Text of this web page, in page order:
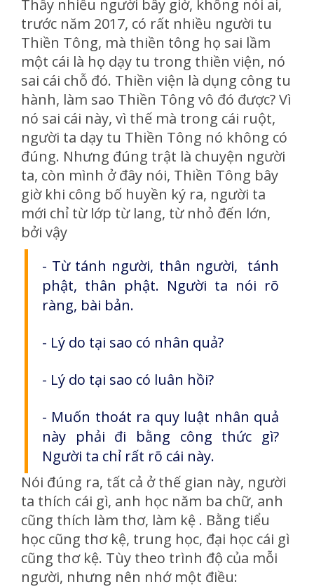
Thấy nhiều người bây giờ, không nói ai,
trước năm 2017, có rất nhiều người tu
Thiền Tông, mà thiền tông họ sai lầm
một cái là họ dạy tu trong thiền viện, nó
sai cái chỗ đó. Thiền viện là dụng công tu
hành, làm sao Thiền Tông vô đó được? Vì
nó sai cái này, vì thế mà trong cái ruột,
người ta dạy tu Thiền Tông nó không có
đúng. Nhưng đúng trật là chuyện người
ta, còn mình ở đây nói, Thiền Tông bây
giờ khi công bố huyền ký ra, người ta
mới chỉ từ lớp từ lang, từ nhỏ đến lớn,
bởi vậy
- Từ tánh người, thân người, tánh
phật, thân phật. Người ta nói rõ
ràng, bài bản.
- Lý do tại sao có nhân quả?
- Lý do tại sao có luân hồi?
- Muốn thoát ra quy luật nhân quả
này phải đi bằng công thức gì?
Người ta chỉ rất rõ cái này.
Nói đúng ra, tất cả ở thế gian này, người
ta thích cái gì, anh học năm ba chữ, anh
cũng thích làm thơ, làm kệ . Bằng tiểu
học cũng thơ kệ, trung học, đại học cái gì
cũng thơ kệ. Tùy theo trình độ của mỗi
người, nhưng nên nhớ một điều: